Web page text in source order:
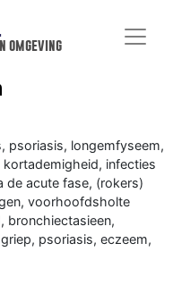
omgeving
psoriasis, longemfyseem,
infecties
de acute fase, (rokers)
voorhoofdsholte
bronchiectasieen,
psoriasis, eczeem,